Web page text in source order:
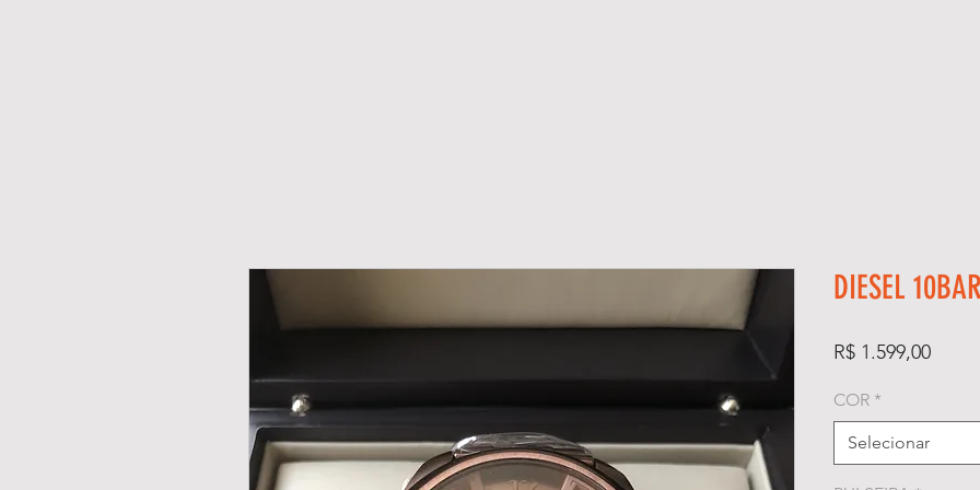
DIESEL 10BAR
R$ 1.599,00Preço
COR *
Selecionar